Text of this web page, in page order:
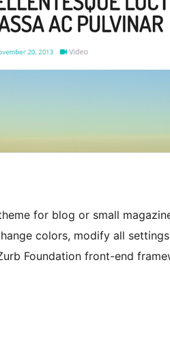
for blog or small
colors, modify all
Foundation front-end